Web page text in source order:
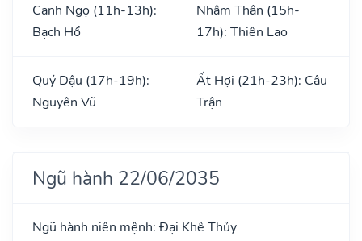
Canh Ngọ (11h-13h):
Bạch Hổ
Nhâm Thân (15h-
17h): Thiên Lao
Quý Dậu (17h-19h):
Nguyên Vũ
Ất Hợi (21h-23h): Câu
Trận
Ngũ hành 22/06/2035
Ngũ hành niên mệnh: Đại Khê Thủy